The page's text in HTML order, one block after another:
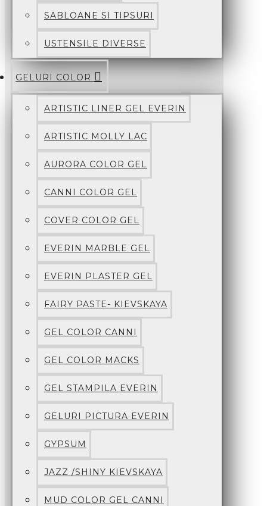
SABLOANE SI TIPSURI
USTENSILE DIVERSE
GELURI COLOR
ARTISTIC LINER GEL EVERIN
ARTISTIC MOLLY LAC
AURORA COLOR GEL
CANNI COLOR GEL
COVER COLOR GEL
EVERIN MARBLE GEL
EVERIN PLASTER GEL
FAIRY PASTE- KIEVSKAYA
GEL COLOR CANNI
GEL COLOR MACKS
GEL STAMPILA EVERIN
GELURI PICTURA EVERIN
GYPSUM
JAZZ /SHINY KIEVSKAYA
MUD COLOR GEL CANNI